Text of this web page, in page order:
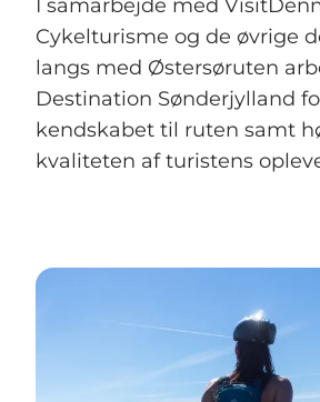
I samarbejde med
Cykelturisme og de øvrige
langs med Østersøruten
Destination Sønderjylland
kendskabet til ruten samt
kvaliteten af turistens